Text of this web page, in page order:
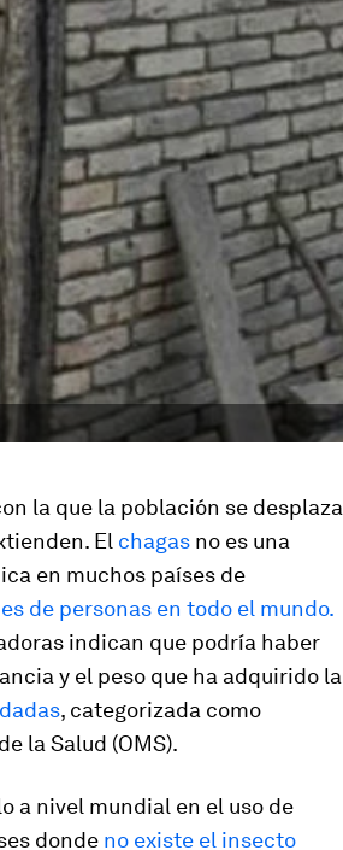
la que la población se desplaza
El chagas no es una
en muchos países de
de personas en todo el mundo.
indican que podría haber
y el peso que ha adquirido la
, categorizada como
la Salud (OMS).
a nivel mundial en el uso de
donde no existe el insecto